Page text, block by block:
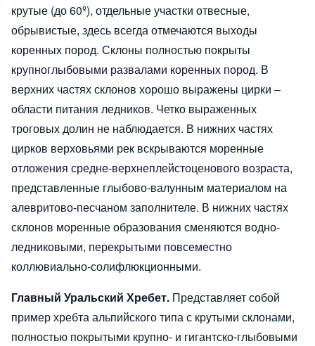
крутые (до 60º), отдельные участки отвесные,
обрывистые, здесь всегда отмечаются выходы
коренных пород. Склоны полностью покрыты
крупноглыбовыми развалами коренных пород. В
верхних частях склонов хорошо выражены цирки –
области питания ледников. Четко выраженных
троговых долин не наблюдается. В нижних частях
цирков верховьями рек вскрываются моренные
отложения средне-верхнеплейстоценового возраста,
представленные глыбово-валунным материалом на
алевритово-песчаном заполнителе. В нижних частях
склонов моренные образования сменяются водно-
ледниковыми, перекрытыми повсеместно
коллювиально-солифлюкционными.
Главный Уральский Хребет. Представляет собой
пример хребта альпийского типа с крутыми склонами,
полностью покрытыми крупно- и гигантско-глыбовыми